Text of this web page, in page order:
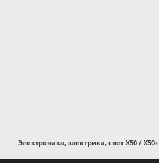
Электроника, электрика, свет X50 / X50+